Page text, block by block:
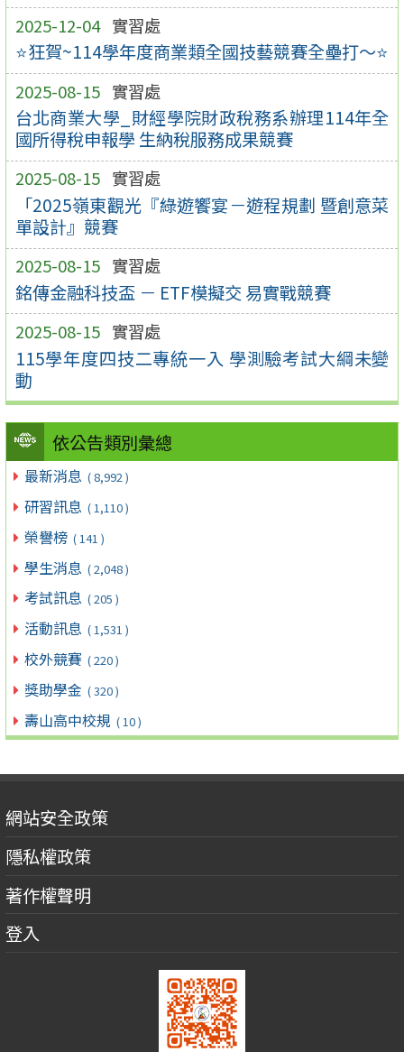
2025-12-04 實習處
⭐狂賀~114學年度商業類全國技藝競賽全壘打～⭐
2025-08-15 實習處
台北商業大學_財經學院財政稅務系辦理114年全
國所得稅申報學 生納稅服務成果競賽
2025-08-15 實習處
「2025嶺東觀光『綠遊饗宴－遊程規劃 暨創意菜
單設計』競賽
2025-08-15 實習處
銘傳金融科技盃 － ETF模擬交 易實戰競賽
2025-08-15 實習處
115學年度四技二專統一入 學測驗考試大綱未變
動
依公告類別彙總
最新消息 ( 8,992 )
研習訊息 ( 1,110 )
榮譽榜 ( 141 )
學生消息 ( 2,048 )
考試訊息 ( 205 )
活動訊息 ( 1,531 )
校外競賽 ( 220 )
獎助學金 ( 320 )
壽山高中校規 ( 10 )
網站安全政策
隱私權政策
著作權聲明
登入